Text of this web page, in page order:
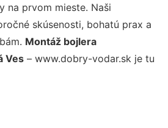
na prvom mieste. Naši
skúsenosti, bohatú prax a
Montáž bojlera
Ves – www.dobry-vodar.sk je tu